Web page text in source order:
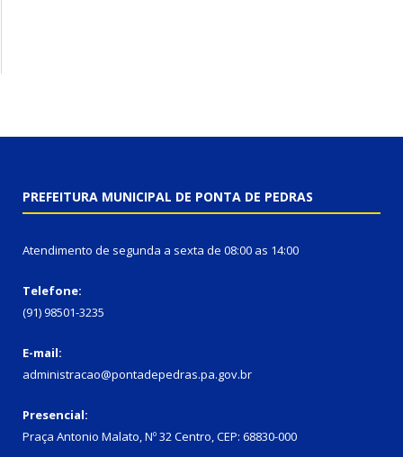
PREFEITURA MUNICIPAL DE PONTA DE PEDRAS
Atendimento de segunda a sexta de 08:00 as 14:00
Telefone:
(91) 98501-3235
E-mail:
administracao@pontadepedras.pa.gov.br
Presencial:
Praça Antonio Malato, Nº 32 Centro, CEP: 68830-000